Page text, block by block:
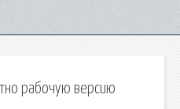
рабочую версию